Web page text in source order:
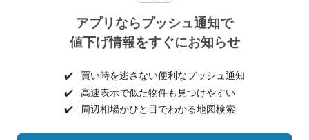
アプリならプッシュ通知で
値下げ情報をすぐにお知らせ
✔️
買い時を逃さない便利なプッシュ通知
✔️
高速表示で似た物件も見つけやすい
✔️
周辺相場がひと目でわかる地図検索
個人情報保護ポリシー 利用規約
ヘルプ・お問い合わせ 採用情報